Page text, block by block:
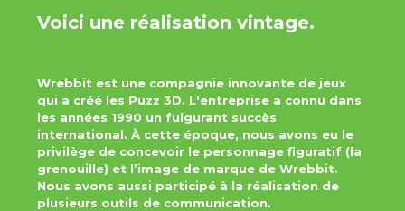
Voici une réalisation vintage.
Wrebbit est une compagnie innovante de jeux
qui a créé les Puzz 3D. L'entreprise a connu dans
les années 1990 un fulgurant succès
international. À cette époque, nous avons eu le
privilège de concevoir le personnage figuratif (la
grenouille) et l’image de marque de Wrebbit.
Nous avons aussi participé à la réalisation de
plusieurs outils de communication.